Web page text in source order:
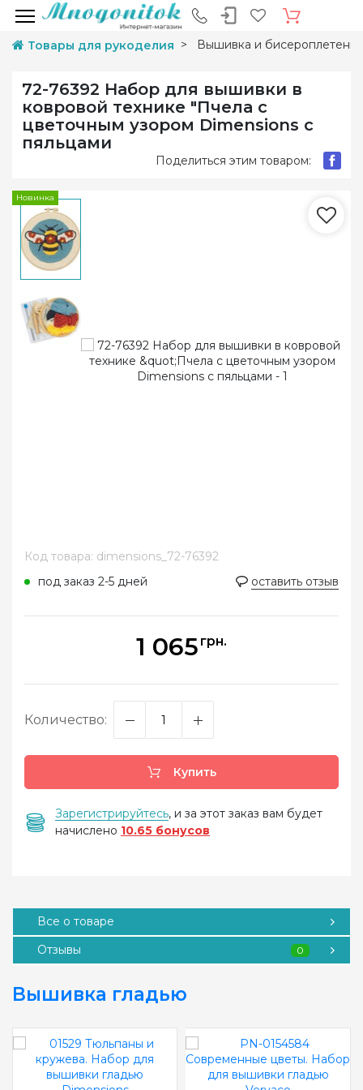
Товары для рукоделия Вышивка и
72-76392 Набор для вышивки в
ковровой технике "Пчела с
цветочным узором Dimensions с
пяльцами
Поделиться этим товаром:
Новинка
Код товара: dimensions_72-76392
под заказ 2-5 дней
оставить отзыв
1 065 грн.
Количество:
Купить
Зарегистрируйтесь, и за этот заказ вам будет
начислено 10.65 бонусов
Все о товаре
Отзывы
0
Вышивка гладью